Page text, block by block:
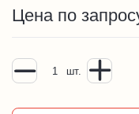
Цена по
шт.